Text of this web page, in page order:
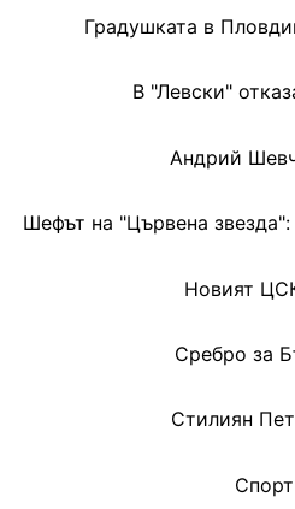
Градушката в
В "Левски"
Андрий
Шефът на "Цървена
Новият
Сребро за
Стилиян